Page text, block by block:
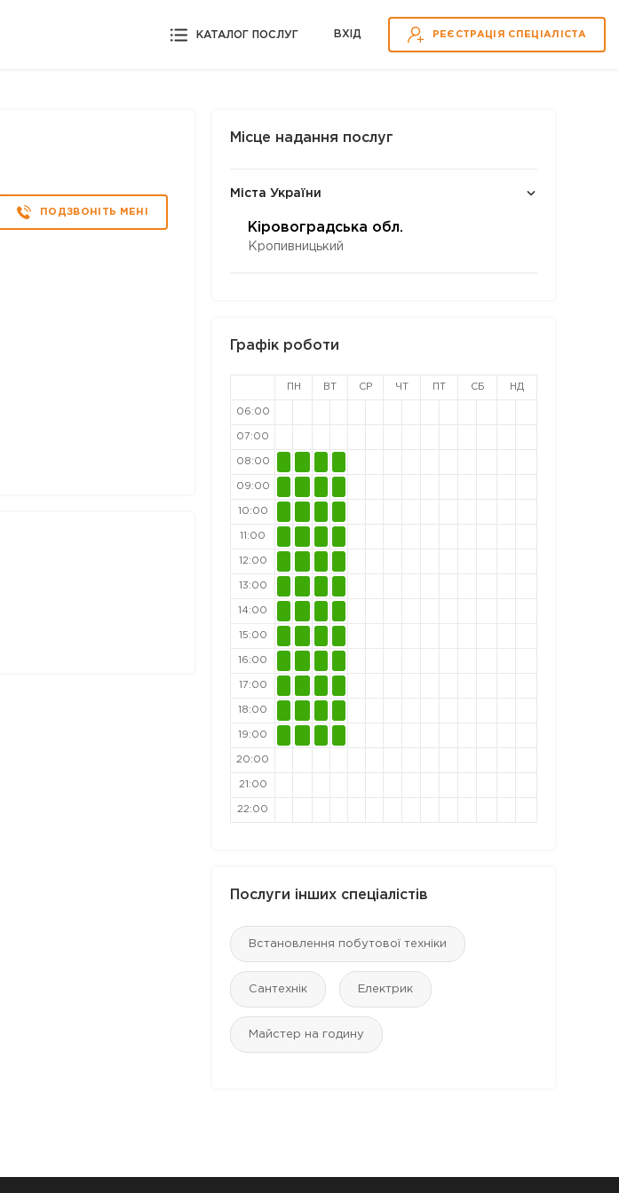
КАТАЛОГ ПОСЛУГ ВХІД РЕЄСТРАЦІЯ СПЕЦІАЛІСТА
ПОДЗВОНІТЬ МЕНІ
Місце надання послуг
Міста України
Кіровоградська обл.
Кропивницький
Графік роботи
ПН ВТ СР ЧТ СБ НД
06:00
07:00
08:00
09:00
10:00
11:00
12:00
13:00
14:00
15:00
16:00
17:00
18:00
19:00
20:00
21:00
22:00
Послуги інших спеціалістів
Встановлення побутової техніки
Сантехнік Електрик
Майстер на годину